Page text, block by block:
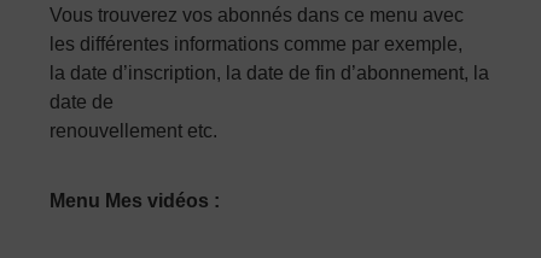
Vous trouverez vos abonnés dans ce menu avec
les différentes informations comme par exemple,
la date d’inscription, la date de fin d’abonnement, la
date de
renouvellement etc.
Menu Mes vidéos :